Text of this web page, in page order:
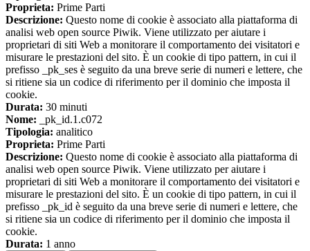
Proprieta: Prime Parti
Descrizione: Questo nome di cookie è associato alla piattaforma di
analisi web open source Piwik. Viene utilizzato per aiutare i
proprietari di siti Web a monitorare il comportamento dei visitatori e
misurare le prestazioni del sito. È un cookie di tipo pattern, in cui il
prefisso _pk_ses è seguito da una breve serie di numeri e lettere, che
si ritiene sia un codice di riferimento per il dominio che imposta il
cookie.
Durata: 30 minuti
Nome: _pk_id.1.c072
Tipologia: analitico
Proprieta: Prime Parti
Descrizione: Questo nome di cookie è associato alla piattaforma di
analisi web open source Piwik. Viene utilizzato per aiutare i
proprietari di siti Web a monitorare il comportamento dei visitatori e
misurare le prestazioni del sito. È un cookie di tipo pattern, in cui il
prefisso _pk_id è seguito da una breve serie di numeri e lettere, che
si ritiene sia un codice di riferimento per il dominio che imposta il
cookie.
Durata: 1 anno